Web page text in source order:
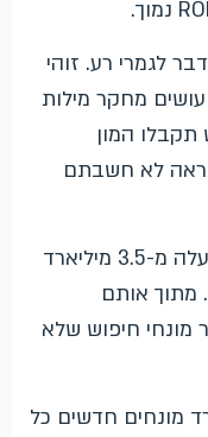
לגמרי רע. זוהי
מחקר מילות
תקבלו המון
לא חשבתם
קחו זאת בחשבון: גוגל מעבדת למעלה מ-3.5 מיליארד
מתוך אותם
בערך 15% הם עבור מונחי חיפוש שלא
מונחים חדשים כל